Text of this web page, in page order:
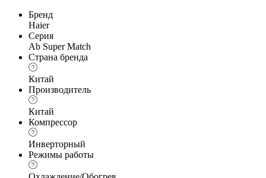
Бренд
Haier
Серия
Ab Super Match
Страна бренда
Китай
Производитель
Китай
Компрессор
Инверторный
Режимы работы